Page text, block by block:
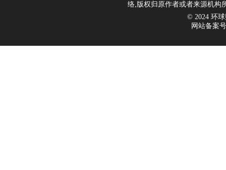
络,版权归原作者或者来源机构
© 2024 环球
网站备案